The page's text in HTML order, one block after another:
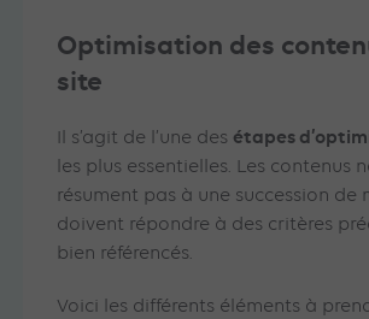
Optimisation des
site
Il s’agit de l’une des étapes
les plus essentielles. Les contenus
résument pas à une succession de
doivent répondre à des critères
bien référencés.
Voici les différents éléments à